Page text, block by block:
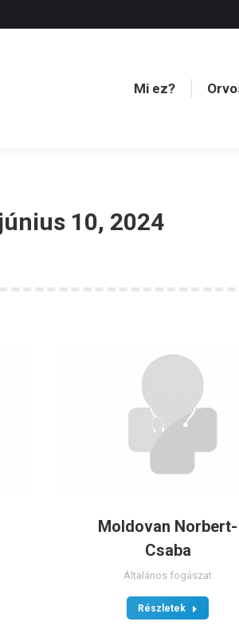
Mi ez?
június 10, 2024
Moldovan Norbert-
Csaba
Általános fogászat
Részletek
Mi ez?